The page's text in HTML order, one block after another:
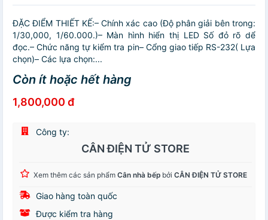
ĐẶC ĐIỂM THIẾT KẾ:– Chính xác cao (Độ phân giải bên trong:
1/30,000, 1/60.000.)– Màn hình hiển thị LED Số đỏ rõ dể
đọc.– Chức năng tự kiểm tra pin– Cổng giao tiếp RS-232( Lựa
chọn)– Các lựa chọn:...
Còn ít hoặc hết hàng
1,800,000 đ
Công ty:
CÂN ĐIỆN TỬ STORE
Xem thêm các sản phẩm Cân nhà bếp bởi CÂN ĐIỆN TỬ STORE
Giao hàng toàn quốc
Được kiểm tra hàng